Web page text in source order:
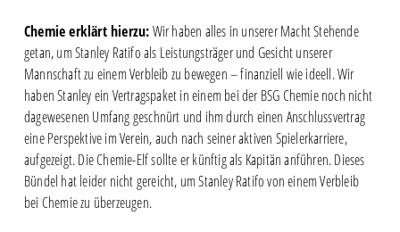
Chemie erklärt hierzu:Wir haben alles in unserer Macht Stehende
getan, um Stanley Ratifo als Leistungsträger und Gesicht unserer
Mannschaft zu einem Verbleib zu bewegen – finanziell wie ideell. Wir
haben Stanley ein Vertragspaket in einem bei der BSG Chemie noch nicht
dagewesenen Umfang geschnürt und ihm durch einen Anschlussvertrag
eine Perspektive im Verein, auch nach seiner aktiven Spielerkarriere,
aufgezeigt. Die Chemie-Elf sollte er künftig als Kapitän anführen. Dieses
Bündel hat leider nicht gereicht, um Stanley Ratifo von einem Verbleib
bei Chemie zu überzeugen.